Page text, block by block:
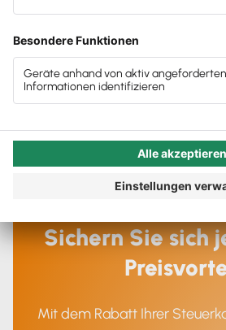
betriebswirtschaftlicher Fragen
Lexware Office verbindet
mit ortsungebundener und
Beratung durch abinitio.
Sichern Sie sich
Mit dem Rabatt Ihrer